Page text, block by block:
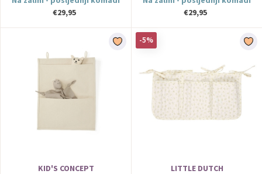
€29,95
€29,95
KID'S CONCEPT
-5%
LITTLE DUTCH